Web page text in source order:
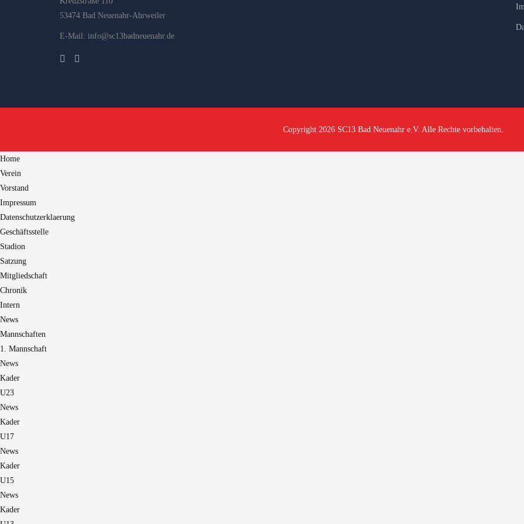
53474 Bad Neuenahr-Ahrweiler
E-Mail: info@sc13badneuenahr.de
Copyright 2026 SC13 Bad Neuenahr e.V. Alle Rechte vorbehalten.
Home
Verein
Vorstand
Impressum
Datenschutzerklaerung
Geschäftsstelle
Stadion
Satzung
Mitgliedschaft
Chronik
Intern
News
Mannschaften
1. Mannschaft
News
Kader
U23
News
Kader
U17
News
Kader
U15
News
Kader